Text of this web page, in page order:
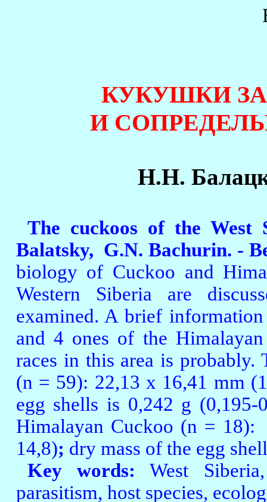
КУКУШКИ
И
Н.Н.
The cuckoos of the West
Balatsky, G.N. Bachurin. -
biology of Cuckoo and
Western Siberia are
examined. A brief
and 4 ones of the
races in this area is
(n = 59): 22,13х 16,41 mm
egg shells is 0,242 g (0,195-
Himalayan Cuckoo (n = 18):
14,8); dry mass of the egg
Key words: West
parasitism, host species,